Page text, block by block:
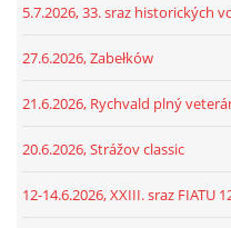
5.7.2026, 33. sraz historických
27.6.2026, Zabełków
21.6.2026, Rychvald plný
20.6.2026, Strážov classic
12-14.6.2026, XXIII. sraz FIATU